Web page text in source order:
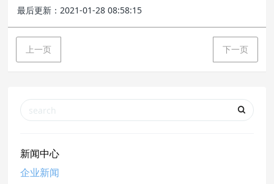
最后更新：2021-01-28 08:58:15
上一页 下一页
新闻中心
企业新闻